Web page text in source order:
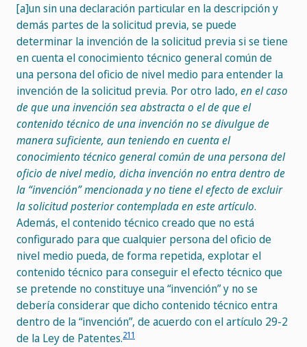
[a]un sin una declaración particular en la descripción y
demás partes de la solicitud previa, se puede
determinar la invención de la solicitud previa si se tiene
en cuenta el conocimiento técnico general común de
una persona del oficio de nivel medio para entender la
invención de la solicitud previa. Por otro lado, en el caso
de que una invención sea abstracta o el de que el
contenido técnico de una invención no se divulgue de
manera suficiente, aun teniendo en cuenta el
conocimiento técnico general común de una persona del
oficio de nivel medio, dicha invención no entra dentro de
la “invención” mencionada y no tiene el efecto de excluir
la solicitud posterior contemplada en este artículo.
Además, el contenido técnico creado que no está
configurado para que cualquier persona del oficio de
nivel medio pueda, de forma repetida, explotar el
contenido técnico para conseguir el efecto técnico que
se pretende no constituye una “invención” y no se
debería considerar que dicho contenido técnico entra
dentro de la “invención”, de acuerdo con el artículo 29-2
de la Ley de Patentes.211